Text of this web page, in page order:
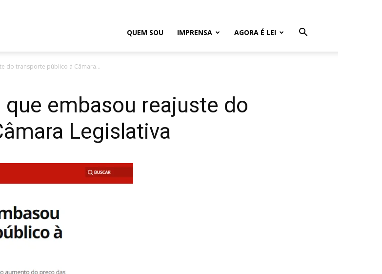
QUEM SOU IMPRENSA AGORA É LEI
do transporte público à Câmara...
que embasou reajuste do
Legislativa